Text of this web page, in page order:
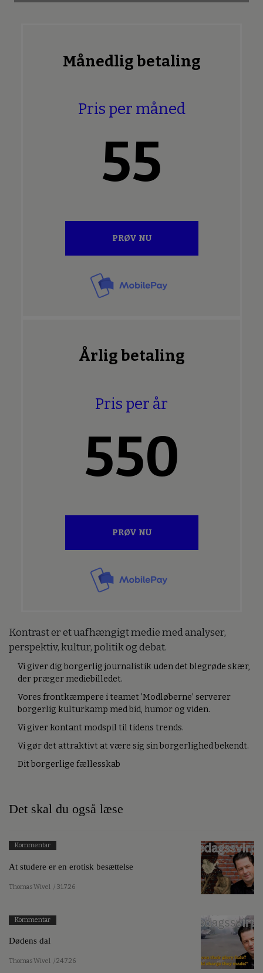
Månedlig betaling
Pris per måned
55
PRØV NU
Årlig betaling
Pris per år
550
PRØV NU
Kontrast er et uafhængigt medie med analyser,
perspektiv, kultur, politik og debat.
Vi giver dig borgerlig journalistik uden det blegrøde skær,
der præger mediebilledet.
Vores frontkæmpere i teamet ’Modløberne’ serverer
borgerlig kulturkamp med bid, humor og viden.
Vi giver kontant modspil til tidens trends.
Vi gør det attraktivt at være sig sin borgerlighed bekendt.
Dit borgerlige fællesskab
Det skal du også læse
Kommentar
At studere er en erotisk besættelse
Thomas Wivel / 31.7.26
Kommentar
Dødens dal
Thomas Wivel / 24.7.26